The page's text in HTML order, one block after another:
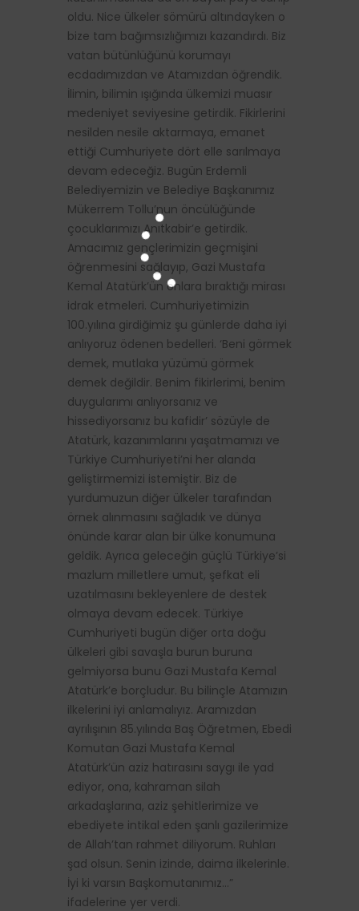
oldu. Nice ülkeler sömürü altındayken o
bize tam bağımsızlığımızı kazandırdı. Biz
vatan bütünlüğünü korumayı
ecdadımızdan ve Atamızdan öğrendik.
İlimin, bilimin ışığında ülkemizi muasır
medeniyet seviyesine getirdik. Fikirlerini
nesilden nesile aktarmaya, emanet
ettiği Cumhuriyete dört elle sarılmaya
devam edeceğiz. Bugün Erdemli
Belediyemizin ve Belediye Başkanımız
Mükerrem Tollu’nun öncülüğünde
çocuklarımızı Anıtkabir’e getirdik.
Amacımız gençlerimizin geçmişini
öğrenmesini sağlayıp, Gazi Mustafa
Kemal Atatürk’ün onlara bıraktığı mirası
idrak etmeleri. Cumhuriyetimizin
100.yılına girdiğimiz şu günlerde daha iyi
anlıyoruz ödenen bedelleri. ‘Beni görmek
demek, mutlaka yüzümü görmek
demek değildir. Benim fikirlerimi, benim
duygularımı anlıyorsanız ve
hissediyorsanız bu kafidir’ sözüyle de
Atatürk, kazanımlarını yaşatmamızı ve
Türkiye Cumhuriyeti’ni her alanda
geliştirmemizi istemiştir. Biz de
yurdumuzun diğer ülkeler tarafından
örnek alınmasını sağladık ve dünya
önünde karar alan bir ülke konumuna
geldik. Ayrıca geleceğin güçlü Türkiye’si
mazlum milletlere umut, şefkat eli
uzatılmasını bekleyenlere de destek
olmaya devam edecek. Türkiye
Cumhuriyeti bugün diğer orta doğu
ülkeleri gibi savaşla burun buruna
gelmiyorsa bunu Gazi Mustafa Kemal
Atatürk’e borçludur. Bu bilinçle Atamızın
ilkelerini iyi anlamalıyız. Aramızdan
ayrılışının 85.yılında Baş Öğretmen, Ebedi
Komutan Gazi Mustafa Kemal
Atatürk’ün aziz hatırasını saygı ile yad
ediyor, ona, kahraman silah
arkadaşlarına, aziz şehitlerimize ve
ebediyete intikal eden şanlı gazilerimize
de Allah’tan rahmet diliyorum. Ruhları
şad olsun. Senin izinde, daima ilkelerinle.
İyi ki varsın Başkomutanımız…”
ifadelerine yer verdi.